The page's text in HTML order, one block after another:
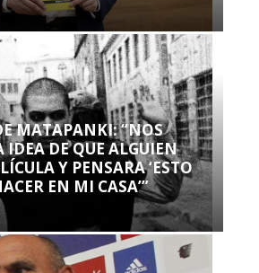
MATAPANKI: “NOS
IDEA DE QUE ALGUIEN
Y PENSARA ‘ESTO
EN MI CASA’”